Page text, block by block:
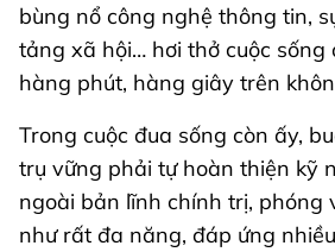
bùng nổ công nghệ thông tin,
tảng xã hội… hơi thở cuộc sống
hàng phút, hàng giây trên
Trong cuộc đua sống còn ấy,
trụ vững phải tự hoàn thiện kỹ
ngoài bản lĩnh chính trị, phóng
như rất đa năng, đáp ứng